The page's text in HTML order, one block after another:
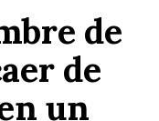
de
de
un